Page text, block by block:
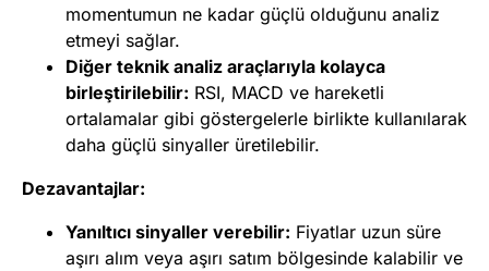
momentumun ne kadar güçlü olduğunu analiz
etmeyi sağlar.
Diğer teknik analiz araçlarıyla kolayca
birleştirilebilir: RSI, MACD ve hareketli
ortalamalar gibi göstergelerle birlikte kullanılarak
daha güçlü sinyaller üretilebilir.
Dezavantajlar:
Yanıltıcı sinyaller verebilir: Fiyatlar uzun süre
aşırı alım veya aşırı satım bölgesinde kalabilir ve